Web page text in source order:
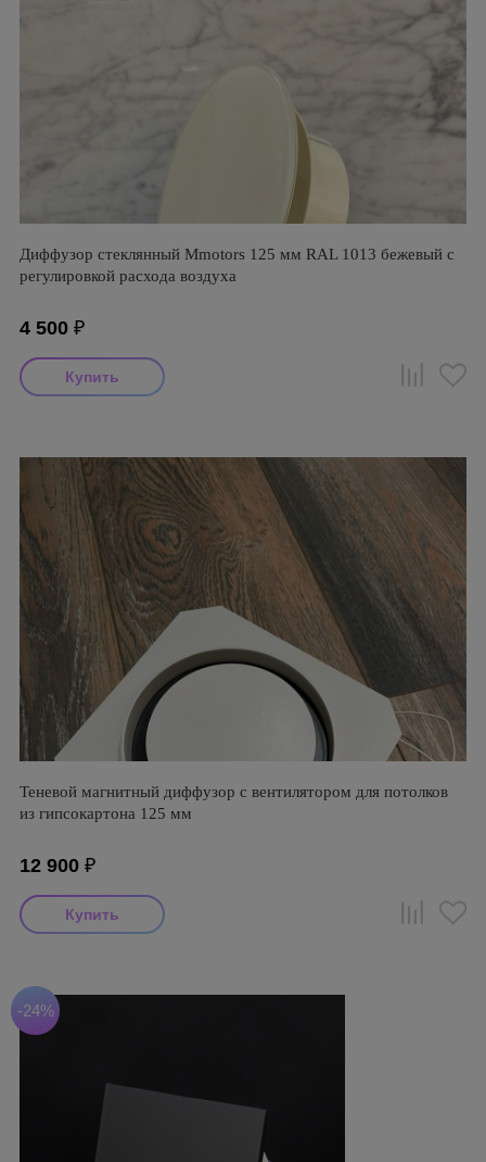
Диффузор стеклянный Mmotors 125 мм RAL 1013 бежевый с
регулировкой расхода воздуха
4 500 ₽
Теневой магнитный диффузор с вентилятором для потолков
из гипсокартона 125 мм
12 900 ₽
-24%